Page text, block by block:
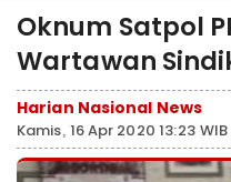
Oknum Satpol
Wartawan
Harian Nasional News
Kamis, 16 Apr 2020 13:23 WIB